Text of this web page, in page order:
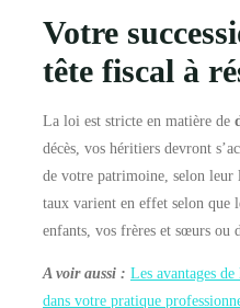
Votre
tête fiscal à
La loi est stricte en matière de
décès, vos héritiers devront
de votre patrimoine, selon leur
taux varient en effet selon que
enfants, vos frères et sœurs ou
A voir aussi : Les avantages
dans votre pratique